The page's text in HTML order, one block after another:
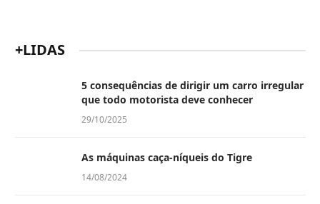
+LIDAS
5 consequências de dirigir um carro irregular
que todo motorista deve conhecer
29/10/2025
As máquinas caça-níqueis do Tigre
14/08/2024